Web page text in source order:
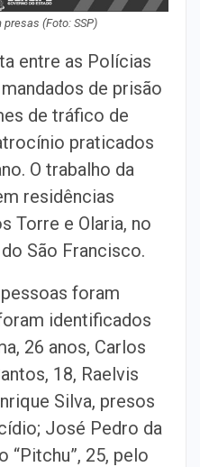
(Foto: SSP)
entre as Polícias
de prisão
de tráfico de
praticados
O trabalho da
residências
Torre e Olaria, no
São Francisco.
foram
identificados
26 anos, Carlos
18, Raelvis
Silva, presos
José Pedro da
“Pitchu”, 25, pelo